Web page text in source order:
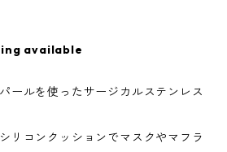
available
ールを使ったサージカルステンレス
リコンクッションでマスクやマフラ